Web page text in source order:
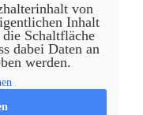
von
Inhalt
Schaltfläche
dabei Daten an
werden.